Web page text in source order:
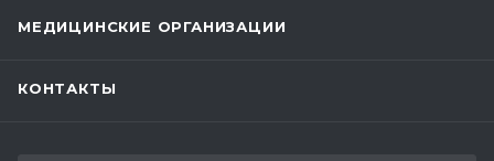
МЕДИЦИНСКИЕ ОРГАНИЗАЦИИ
КОНТАКТЫ